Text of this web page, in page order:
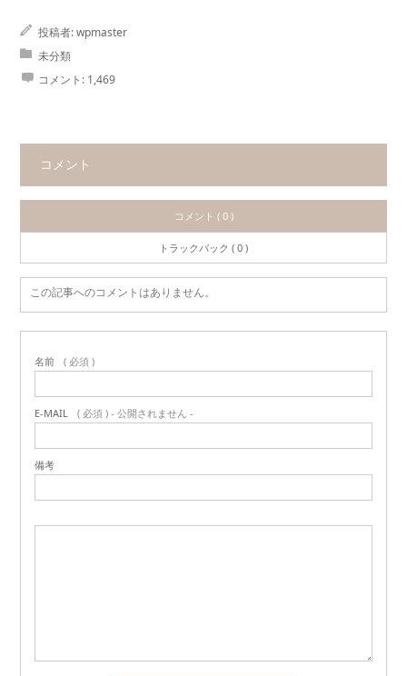
投稿者:wpmaster
未分類
コメント: 1,469
コメント
コメント ( 0 )
トラックバック ( 0 )
この記事へのコメントはありません。
名前 ( 必須 )
E-MAIL ( 必須 ) - 公開されません -
備考